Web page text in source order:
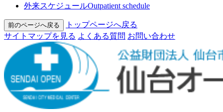
外来スケジュールOutpatient schedule
前のページへ戻る
トップページへ戻る
サイトマップを⾒る よくある質問 お問い合わせ